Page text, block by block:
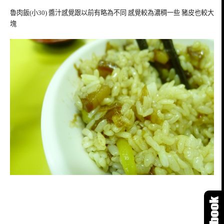
魯肉飯(小30) 醬汁感覺跟以前有略為不同 感覺較為濃稠一些 豬皮也較大
塊